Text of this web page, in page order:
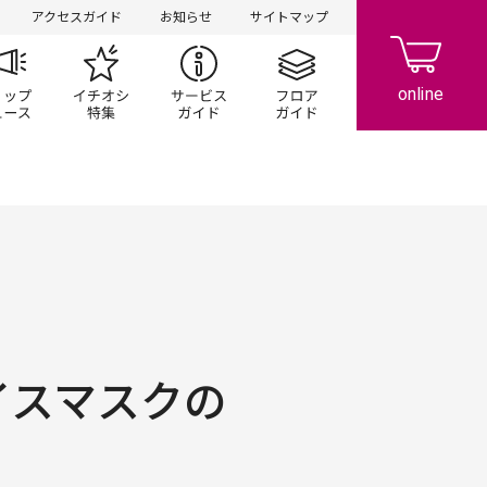
アクセスガイド お知らせ サイトマップ
ン一覧 ショップニュースイチオシ特集 サービスガイドフロアガイド
マスクの